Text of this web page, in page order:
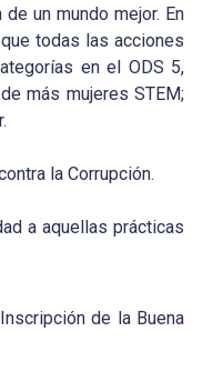
un mundo mejor. En
todas las acciones
en el ODS 5,
más mujeres STEM;
la Corrupción.
a aquellas prácticas
de la Buena